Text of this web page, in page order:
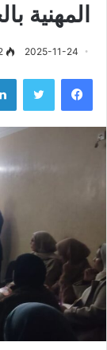
المهنية
2025-11-24
فيسبوك